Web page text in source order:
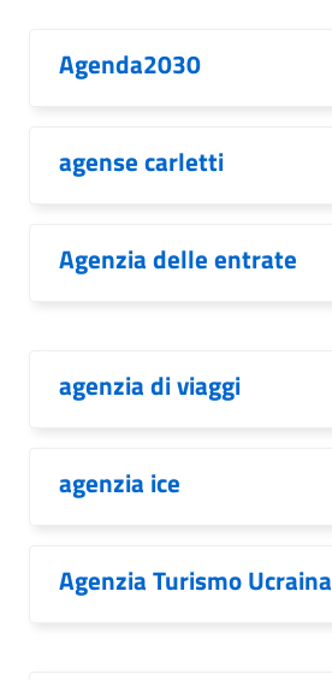
Agenda2030
agense carletti
Agenzia delle entrate
agenzia di viaggi
agenzia ice
Agenzia Turismo Ucraina